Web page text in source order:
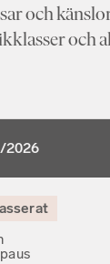
och
och
2026